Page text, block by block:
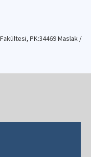
PK:34469 Maslak /